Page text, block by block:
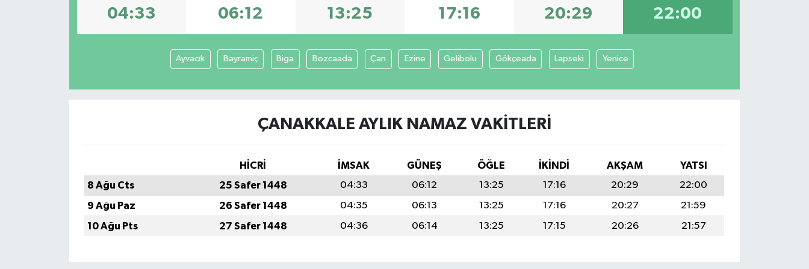
04:33 06:12 13:25 17:16 20:29 22:00
Ayvacık Bayramiç Biga Bozcaada Çan Ezine Gelibolu Gökçeada Lapseki Yenice
ÇANAKKALE AYLIK NAMAZ VAKITLERI
HİCRİ İMSAK GÜNEŞ ÖĞLE İKINDI AKŞAM
YATSI
8 Ağu Cts
25 Safer 1448 04:33 06:12 13:25 17:16 20:29
22:00
9 Ağu Paz
26 Safer 1448 04:35 06:13 13:25 17:16 20:27
21:59
10 Ağu Pts
27 Safer 1448 04:36 06:14 13:25 17:15 20:26 21:57